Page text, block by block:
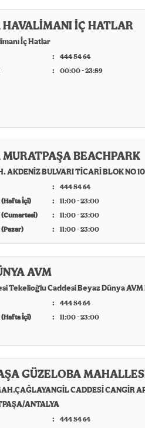
HAVALİMANI İÇ HATLAR
İç Hatlar
444 54 64
00:00 - 23:59
MURATPAŞA BEACHPARK
AKDENİZ BULVARI TİCARİ BLOK NO
444 54 64
(Hafta İçi)
11:00 - 23:00
(Cumartesi)
11:00 - 23:00
(Pazar)
11:00 - 23:00
AVM
Tekelioğlu Caddesi Beyaz Dünya AVM
444 54 64
(Hafta İçi)
11:00 - 23:00
GÜZELOBA
CADDESİ CANGİR
ANTALYA
444 54 64